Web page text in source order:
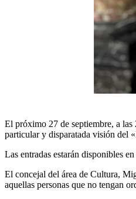
El próximo 27 de septiembre, a
particular y disparatada visión del
Las entradas estarán disponibles
El concejal del área de Cultura,
aquellas personas que no tengan